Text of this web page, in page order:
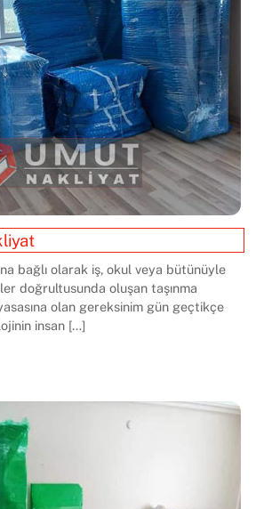
bağlı olarak iş, okul veya bütünüyle
doğrultusunda oluşan taşınma
olan gereksinim gün geçtikçe
insan […]